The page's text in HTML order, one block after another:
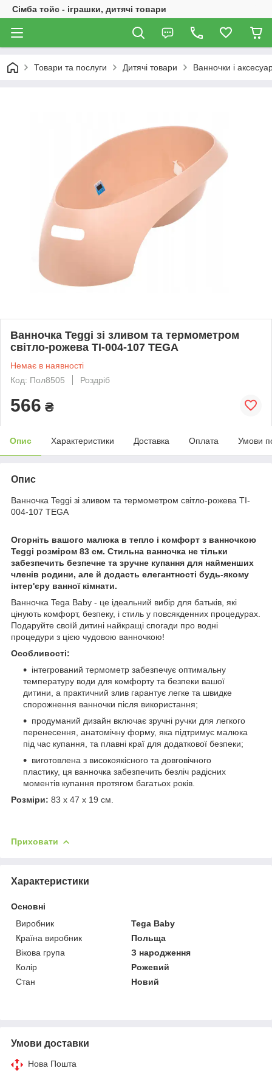
Сімба тойс - іграшки, дитячі товари
Товари та послуги Дитячі товари Ванночки і
Ванночка Teggi зі зливом та термометром
світло-рожева TI-004-107 TEGA
Немає в наявності
Код: Пол8505
Роздріб
566 ₴
Опис Характеристики Доставка Оплата Умови
Опис
Ванночка Teggi зі зливом та термометром світло-рожева TI-
004-107 TEGA
Огорніть вашого малюка в тепло і комфорт з ванночкою
Teggi розміром 83 см. Стильна ванночка не тільки
забезпечить безпечне та зручне купання для найменших
членів родини, але й додасть елегантності будь-якому
інтер'єру ванної кімнати.
Ванночка Tega Baby - це ідеальний вибір для батьків, які
цінують комфорт, безпеку, і стиль у повсякденних процедурах.
Подаруйте своїй дитині найкращі спогади про водні
процедури з цією чудовою ванночкою!
Особливості:
інтегрований термометр забезпечує оптимальну
температуру води для комфорту та безпеки вашої
дитини, а практичний злив гарантує легке та швидке
спорожнення ванночки після використання;
продуманий дизайн включає зручні ручки для легкого
перенесення, анатомічну форму, яка підтримує малюка
під час купання, та плавні краї для додаткової безпеки;
виготовлена з високоякісного та довговічного
пластику, ця ванночка забезпечить безліч радісних
моментів купання протягом багатьох років.
Розміри: 83 x 47 x 19 см.
Приховати
Характеристики
Основні
Виробник
Tega Baby
Країна виробник
Польща
Вікова група
З народження
Колір
Рожевий
Стан
Новий
Умови доставки
Нова Пошта